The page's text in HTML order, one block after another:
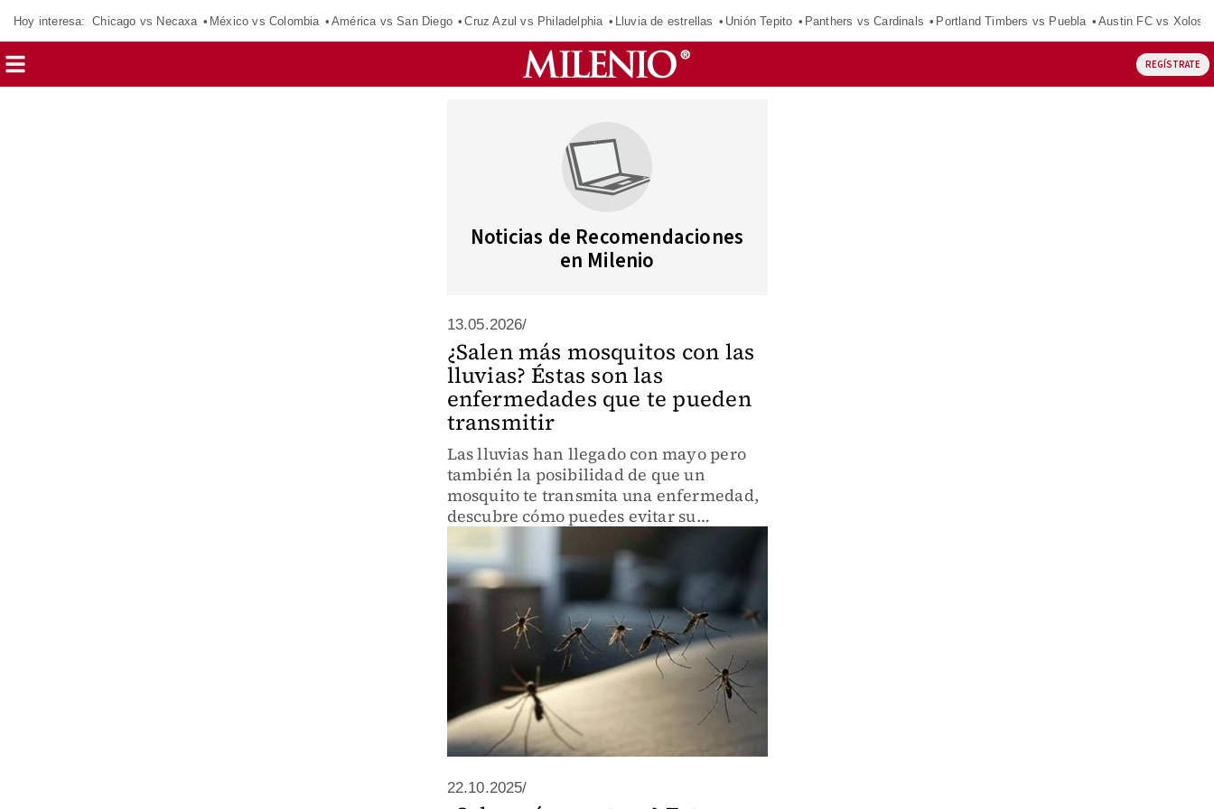
Hoy interesa: Chicago vs Necaxa México vs Colombia América vs San Diego Cruz Azul vs Philadelphia Lluvia de estrellas Unión Tepito Panthers vs Cardinals Portland Timbers vs Puebla Austin FC vs Xolos
REGÍSTRATE
Noticias de Recomendaciones
en Milenio
13.05.2026/
¿Salen más mosquitos con las
lluvias? Éstas son las
enfermedades que te pueden
transmitir
Las lluvias han llegado con mayo pero
también la posibilidad de que un
mosquito te transmita una enfermedad,
descubre cómo puedes evitar su
22.10.2025/